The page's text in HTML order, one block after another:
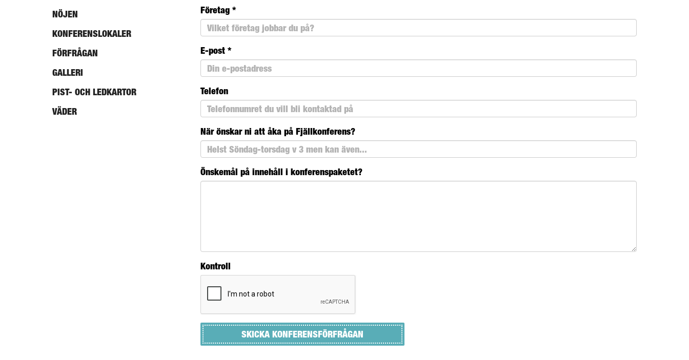
Företag *
E-post *
Telefon
När önskar ni att åka på Fjällkonferens?
Önskemål på innehåll i konferenspaketet?
Kontroll
SKICKA KONFERENSFÖRFRÅGAN
NÖJEN
KONFERENSLOKALER
FÖRFRÅGAN
GALLERI
PIST- OCH LEDKARTOR
VÄDER